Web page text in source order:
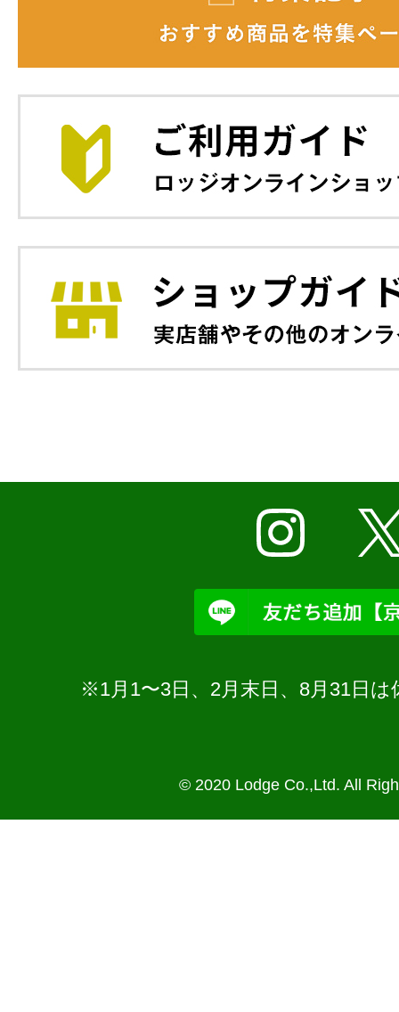
※1月1〜3日、2月末日、8月31日
© 2020 Lodge Co.,Ltd. All